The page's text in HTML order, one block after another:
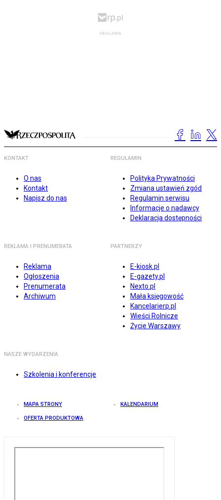
KONTAKT
O nas
Kontakt
Napisz do nas
REGULAMIN
Polityka Prywatności
Zmiana ustawień zgód
Regulamin serwisu
Informacje o nadawcy
Deklaracja dostępności
REKLAMA I PRENUMERATA
Reklama
Ogłoszenia
Prenumerata
Archiwum
PARTNERZY
E-kiosk.pl
E-gazety.pl
Nexto.pl
Mała księgowość
Kancelarierp.pl
Wieści Rolnicze
Życie Warszawy
NASZE WYDARZENIA
Szkolenia i konferencje
MAPA STRONY KALENDARIUM
OFERTA PRODUKTOWA